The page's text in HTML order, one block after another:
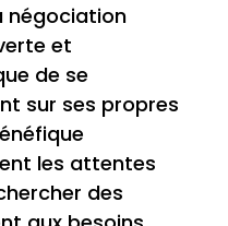
négociation
et
de se
sur ses propres
les attentes
des